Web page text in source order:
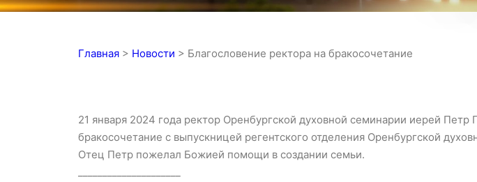
Главная > Новости > Благословение ректора на бракосочетание
21 января 2024 года ректор Оренбургской духовной семинарии иерей
бракосочетание с выпускницей регентского отделения Оренбургской
Отец Петр пожелал Божией помощи в создании семьи.